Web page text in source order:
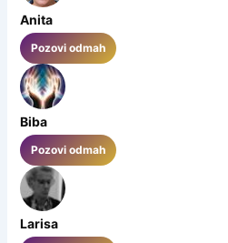
Anita
Pozovi odmah
Biba
Pozovi odmah
Larisa